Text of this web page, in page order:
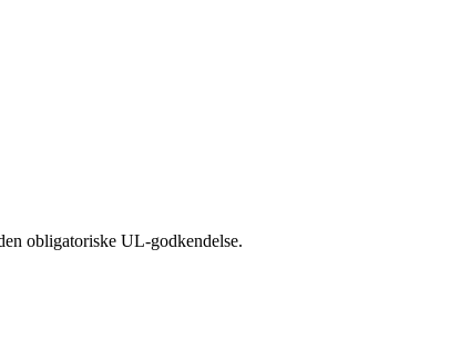
obligatoriske UL-godkendelse.